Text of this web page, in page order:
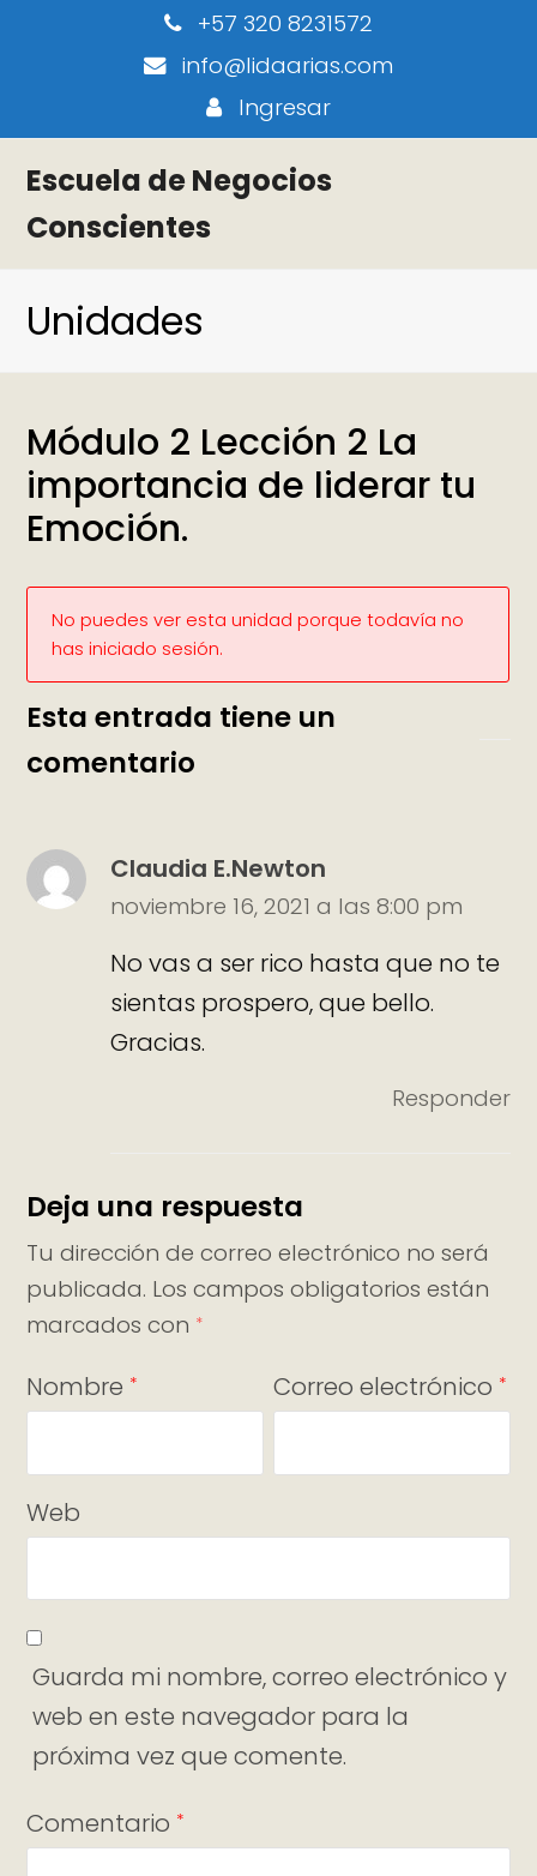
+57 320 8231572
info@lidaarias.com
Ingresar
Escuela de Negocios
Conscientes
Unidades
Módulo 2 Lección 2 La
importancia de liderar tu
Emoción.
No puedes ver esta unidad porque todavía no
has iniciado sesión.
Esta entrada tiene un
comentario
Claudia E.Newton
noviembre 16, 2021 a las 8:00 pm
No vas a ser rico hasta que no te
sientas prospero, que bello.
Gracias.
Responder
Deja una respuesta
Tu dirección de correo electrónico no será
publicada. Los campos obligatorios están
marcados con *
Nombre * Correo electrónico *
Web
Guarda mi nombre, correo electrónico y
web en este navegador para la
próxima vez que comente.
Comentario *